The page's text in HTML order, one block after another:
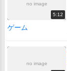
no image
5:12
ゲーム
no image